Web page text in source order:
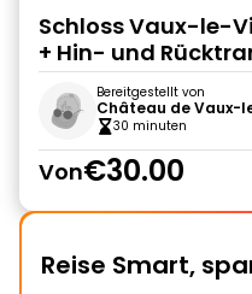
Schloss Vaux-le-
+ Hin- und
Bereitgestellt von
Château de Vaux-
30 minuten
Von€30.00
Reise Smart,